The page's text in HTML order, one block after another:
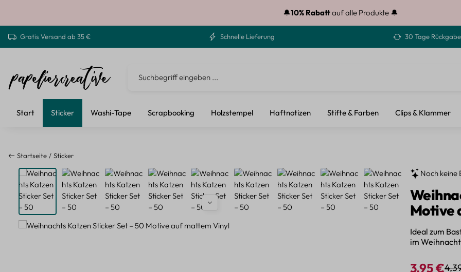
🔔10% Rabattauf alle Produkte 🔔
Gratis Versand ab 35 € Schnelle Lieferung 30 Tage
Start Sticker Washi-Tape Scrapbooking Holzstempel Haftnotizen Stifte & Farben Clips & Klammer
Startseite Sticker
Bildergalerie überspringen Noch keine
Motive
Ideal zum
im
3,95 €